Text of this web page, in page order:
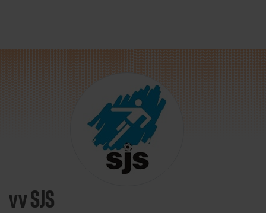
Direct door naar content
vv SJS